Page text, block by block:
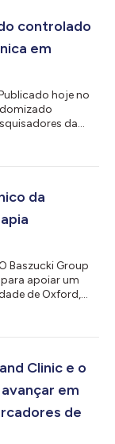
controlado
em
hoje no
da
potencial
com
da
Baszucki Group
apoiar um
de Oxford,
habilidade da
em um
Clinic e o
em
de